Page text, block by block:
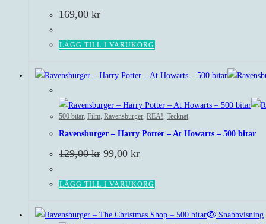
169,00 kr
LÄGG TILL I VARUKORG
500 bitar Film Ravensburger REA! Tecknat
Ravensburger – Harry Potter – At Howarts – 500 bitar
129,00kr Det
ursprungliga
var:
99,00 krDet
nuvarande
är:
LÄGG TILL I VARUKORG
Snabbvisning